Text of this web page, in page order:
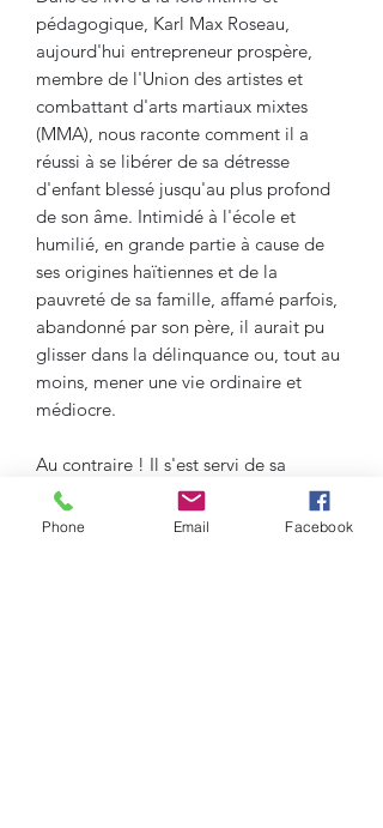
pédagogique, Karl Max Roseau,
aujourd'hui entrepreneur prospère,
membre de l'Union des artistes et
combattant d'arts martiaux mixtes
(MMA), nous raconte comment il a
réussi à se libérer de sa détresse
d'enfant blessé jusqu'au plus profond
de son âme. Intimidé à l'école et
humilié, en grande partie à cause de
ses origines haïtiennes et de la
pauvreté de sa famille, affamé parfois,
abandonné par son père, il aurait pu
glisser dans la délinquance ou, tout au
moins, mener une vie ordinaire et
médiocre.
Au contraire ! Il s'est servi de sa
situation comme une source vive
d'énergie, un tremplin et une furieuse
Phone Email Facebook